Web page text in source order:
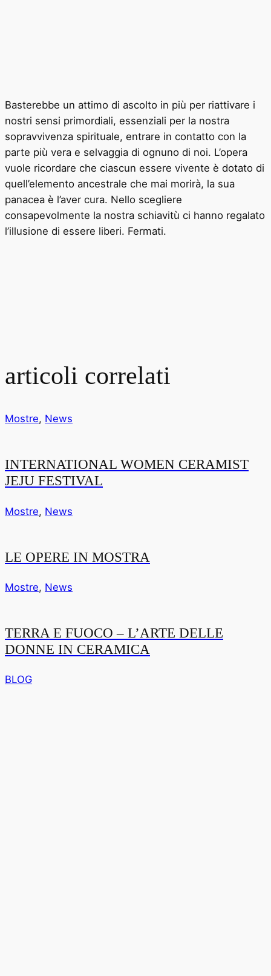
Basterebbe un attimo di ascolto in più per riattivare i
nostri sensi primordiali, essenziali per la nostra
sopravvivenza spirituale, entrare in contatto con la
parte più vera e selvaggia di ognuno di noi. L’opera
vuole ricordare che ciascun essere vivente è dotato di
quell’elemento ancestrale che mai morirà, la sua
panacea è l’aver cura. Nello scegliere
consapevolmente la nostra schiavitù ci hanno regalato
l’illusione di essere liberi. Fermati.
articoli correlati
Mostre, News
INTERNATIONAL WOMEN CERAMIST
JEJU FESTIVAL
Mostre, News
LE OPERE IN MOSTRA
Mostre, News
TERRA E FUOCO – L’ARTE DELLE
DONNE IN CERAMICA
BLOG